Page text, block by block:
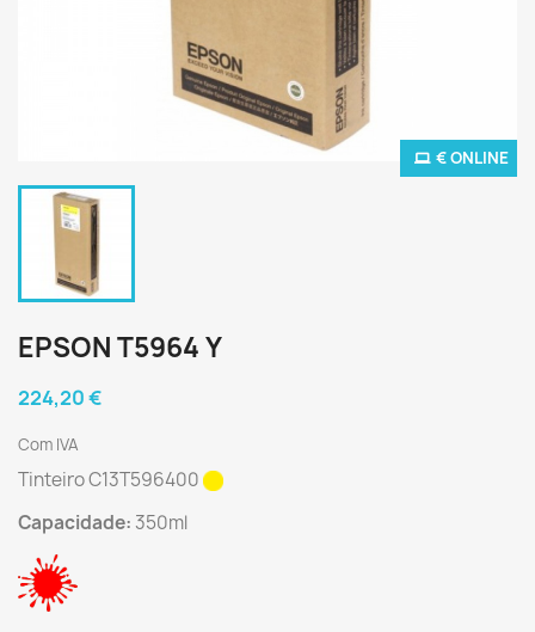
€ ONLINE
EPSON T5964 Y
224,20 €
Com IVA
Tinteiro C13T596400
Capacidade: 350ml